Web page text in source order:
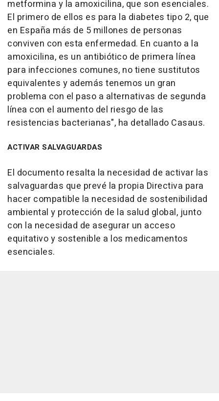
metformina y la amoxicilina, que son esenciales.
El primero de ellos es para la diabetes tipo 2, que
en España más de 5 millones de personas
conviven con esta enfermedad. En cuanto a la
amoxicilina, es un antibiótico de primera línea
para infecciones comunes, no tiene sustitutos
equivalentes y además tenemos un gran
problema con el paso a alternativas de segunda
línea con el aumento del riesgo de las
resistencias bacterianas", ha detallado Casaus.
ACTIVAR SALVAGUARDAS
El documento resalta la necesidad de activar las
salvaguardas que prevé la propia Directiva para
hacer compatible la necesidad de sostenibilidad
ambiental y protección de la salud global, junto
con la necesidad de asegurar un acceso
equitativo y sostenible a los medicamentos
esenciales.